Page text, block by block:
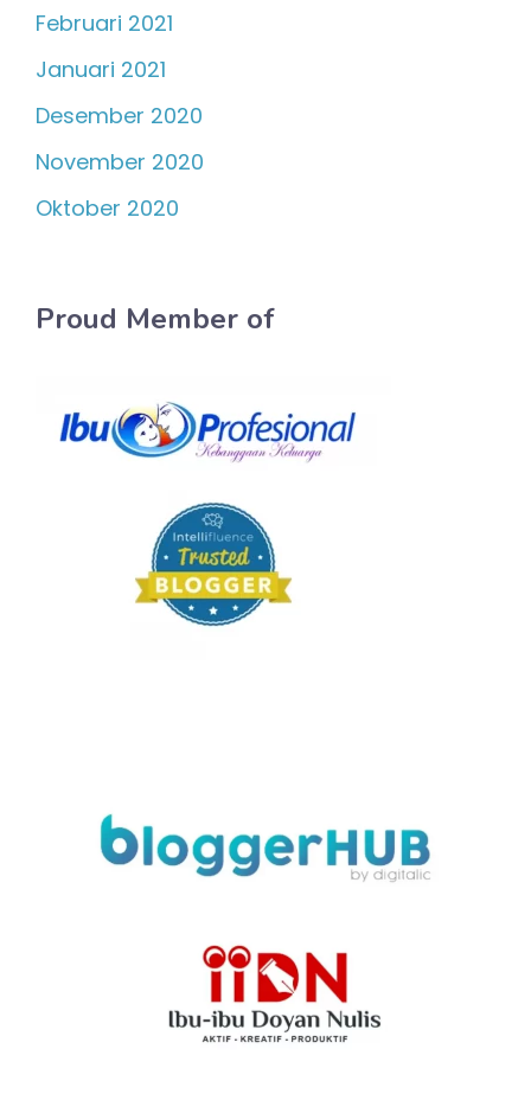
Februari 2021
Januari 2021
Desember 2020
November 2020
Oktober 2020
Proud Member of